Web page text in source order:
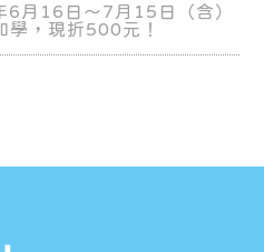
月16日～7月15日（含）
學，現折500元！